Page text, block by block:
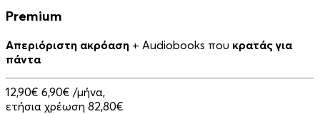
Premium
Απεριόριστη ακρόαση + Audiobooks που κρατάς για
πάντα
12,90€ 6,90€ /μήνα,
ετήσια χρέωση 82,80€